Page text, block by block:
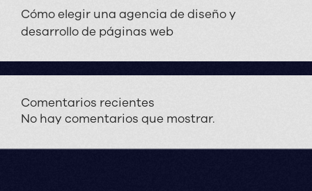
Cómo elegir una agencia de diseño y
desarrollo de páginas web
Comentarios recientes
No hay comentarios que mostrar.